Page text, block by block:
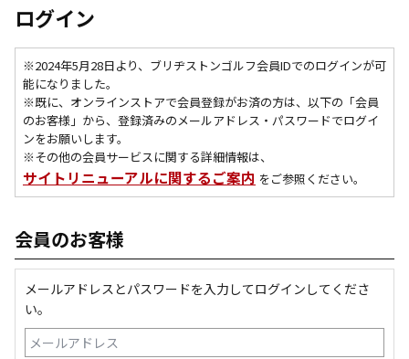
ログイン
※2024年5月28日より、ブリヂストンゴルフ会員IDでのログインが可
能になりました。
※既に、 オンラインストアで会員登録がお済の方は、以下の「会員
のお客様」から、登録済みのメールアドレス・パスワードでログイ
ンをお願いします。
※その他の会員サービスに関する詳細情報は、
サイトリニューアルに関するご案内 をご参照ください。
会員のお客様
メールアドレスとパスワードを入力してログインしてくださ
い。